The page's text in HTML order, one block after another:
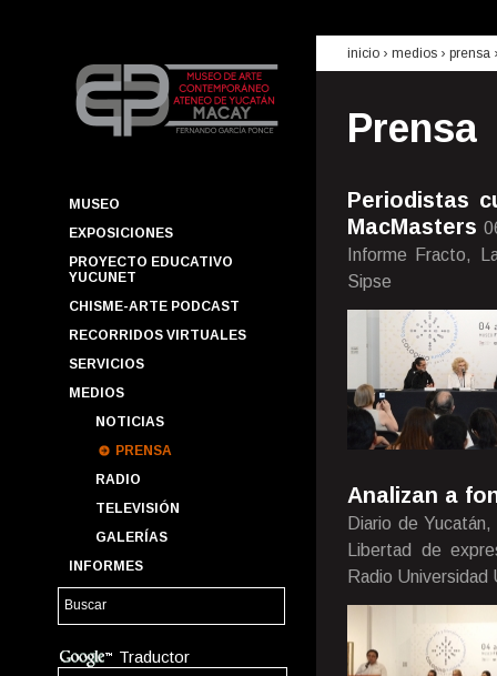
MUSEO
EXPOSICIONES
PROYECTO EDUCATIVO
YUCUNET
CHISME-ARTE PODCAST
RECORRIDOS VIRTUALES
SERVICIOS
MEDIOS
NOTICIAS
PRENSA
RADIO
TELEVISIÓN
GALERÍAS
INFORMES
Traductor
inicio › medios › prensa
Prensa
Periodistas
MacMasters
Informe Fracto,
Sipse
Analizan a
Diario de
Libertad de
Radio Universidad